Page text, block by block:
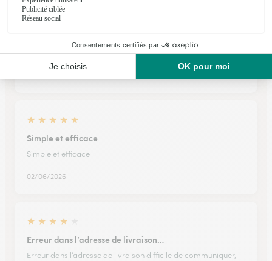
★ ★ ★ ★
La plante est arrivée en bon état , le changement d'adresse a
été respecté. Produit de très bonnes qualités
★ ★ ★ ★ ★
Simple et efficace
Simple et efficace
02/06/2026
★ ★ ★ ★
Erreur dans l’adresse de livraison…
Erreur dans l’adresse de livraison difficile de communiquer,